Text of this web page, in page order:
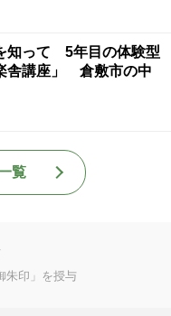
知って 5年目の体験型
舎講座」 倉敷市の中
覧
朱印」を授与